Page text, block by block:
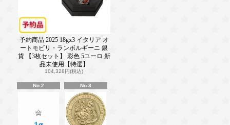
予約商品 2025 18gx3 イタリア オ
ートモビリ・ランボルギーニ 銀
貨 【3枚セット】 彩色 5ユーロ 新
品未使用【特選】
104,328円(税込)
No.2 No.3